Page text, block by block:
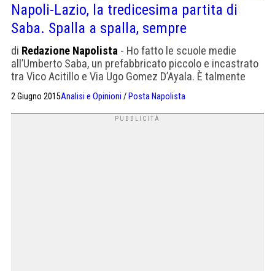
Napoli-Lazio, la tredicesima partita di
Saba. Spalla a spalla, sempre
di Redazione Napolista - Ho fatto le scuole medie
all’Umberto Saba, un prefabbricato piccolo e incastrato
tra Vico Acitillo e Via Ugo Gomez D’Ayala. È talmente
qualcuno dividerlo in due, così anche un’altra scuola
media aveva sede nello stesso sgangherato pseudo
2 Giugno 2015Analisi e Opinioni / Posta Napolista